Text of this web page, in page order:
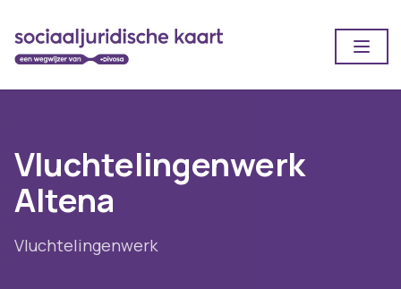
Vluchtelingenwerk
Altena
Vluchtelingenwerk